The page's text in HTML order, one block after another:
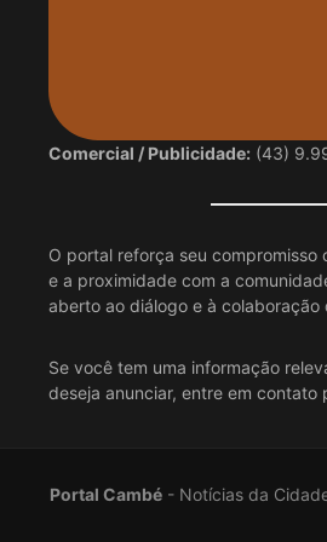
Comercial / Publicidade: (43)
O portal reforça seu compromisso
e a proximidade com a
aberto ao diálogo e à colaboração
Se você tem uma informação
deseja anunciar, entre em contato
Portal Cambé- Notícias da